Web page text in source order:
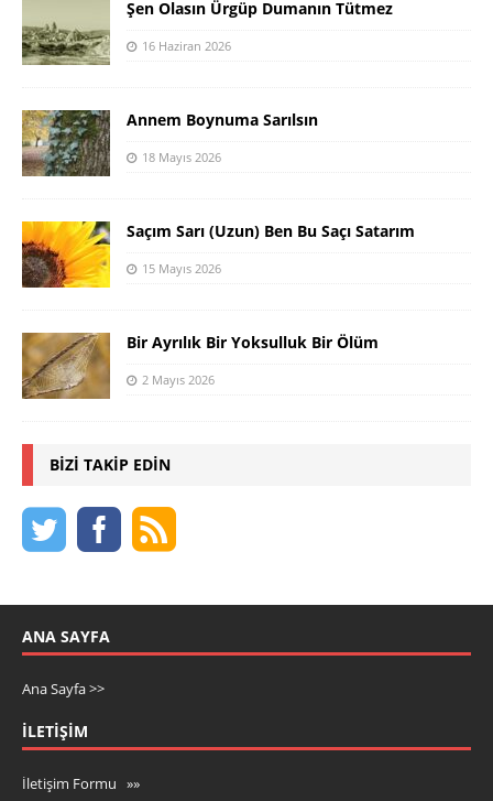
Şen Olasın Ürgüp Dumanın Tütmez
16 Haziran 2026
Annem Boynuma Sarılsın
18 Mayıs 2026
Saçım Sarı (Uzun) Ben Bu Saçı Satarım
15 Mayıs 2026
Bir Ayrılık Bir Yoksulluk Bir Ölüm
2 Mayıs 2026
BIZI TAKIP EDIN
ANA SAYFA
Ana Sayfa >>
İLETIŞIM
İletişim Formu »»